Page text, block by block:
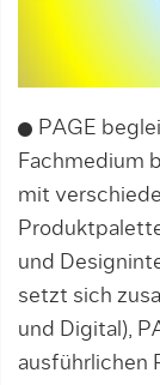
PAGE
Fachmedium
mit
und
setzt sich
und Digital),
ausführlichen